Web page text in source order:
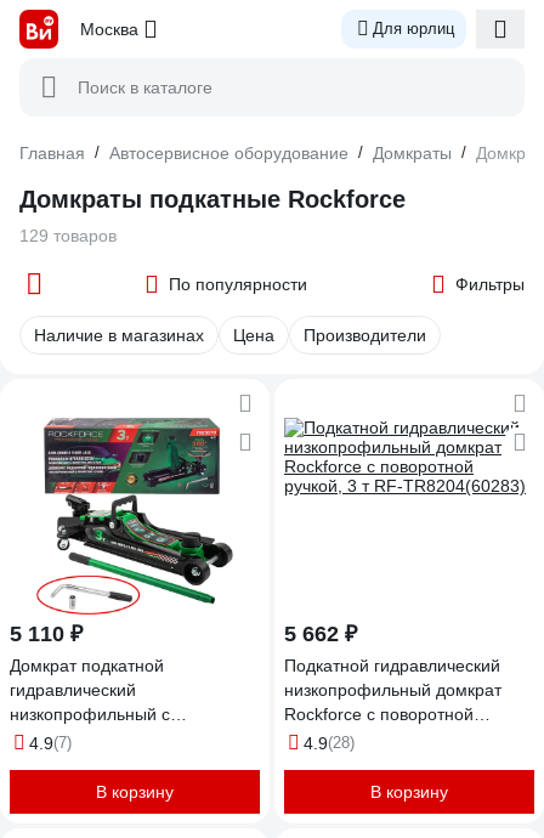
Москва Для юрлиц
Поиск в каталоге
Главная / Автосервисное оборудование / Домкраты /
Домкраты подкатные Rockforce
129 товаров
По популярности Фильтры
Наличие в магазинах Цена Производители
5 110 ₽
Домкрат подкатной
гидравлический
низкопрофильный с
поворотной ручкой Rockforce 3
4.9(7)
В корзину
5 662 ₽
Подкатной гидравлический
низкопрофильный домкрат
Rockforce с поворотной
ручкой, 3 т RF-TR8204(60283)
4.9(28)
В корзину